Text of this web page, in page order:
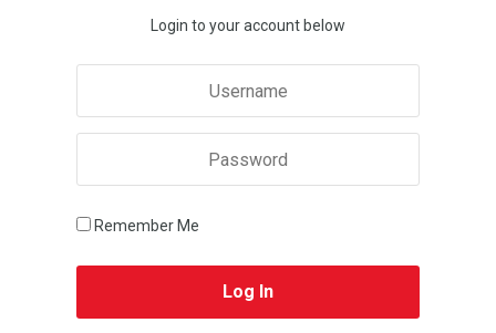
Login to your account below
Remember Me